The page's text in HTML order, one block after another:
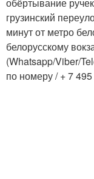
грузинский
минут от метро
белорусскому
(Whatsapp/Viber/
по номеру / + 7